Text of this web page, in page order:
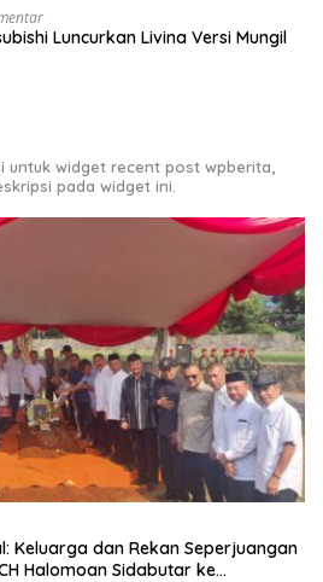
Luncurkan Livina Versi Mungil
untuk widget recent post wpberita,
pada widget ini.
Keluarga dan Rekan Seperjuangan
Halomoan Sidabutar ke